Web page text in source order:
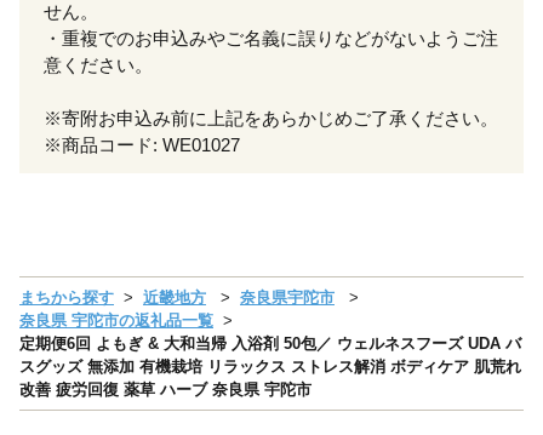
せん。
・重複でのお申込みやご名義に誤りなどがないようご注
意ください。
※寄附お申込み前に上記をあらかじめご了承ください。
※商品コード: WE01027
まちから探す 近畿地方
奈良県宇陀市
奈良県 宇陀市の返礼品一覧
定期便6回 よもぎ & 大和当帰 入浴剤 50包／ ウェルネスフーズ UDA バ
スグッズ 無添加 有機栽培 リラックス ストレス解消 ボディケア 肌荒れ
改善 疲労回復 薬草 ハーブ 奈良県 宇陀市